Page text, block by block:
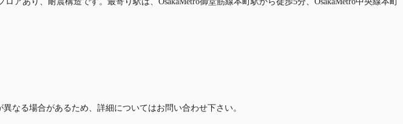
なる場合があるため、詳細についてはお問い合わせ下さい。